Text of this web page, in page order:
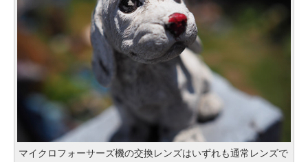
マイクロフォーサーズ機の交換レンズはいずれも通常レンズで